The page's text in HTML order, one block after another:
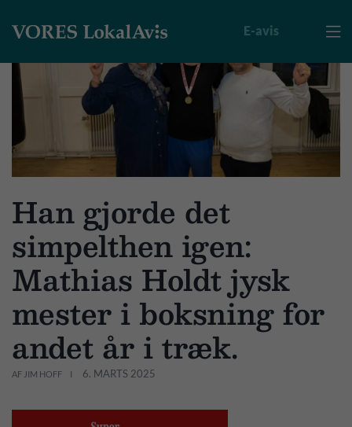

E-avis
Han gjorde det
simpelthen igen:
Mathias Holdt jysk
mester i boksning for
andet år i træk.
AF JIM HOFF 6. MARTS 2025